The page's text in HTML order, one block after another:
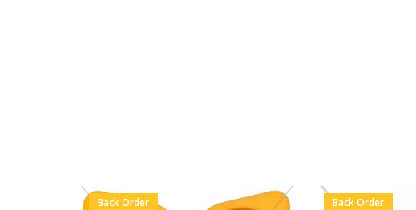
Back Order Back Order